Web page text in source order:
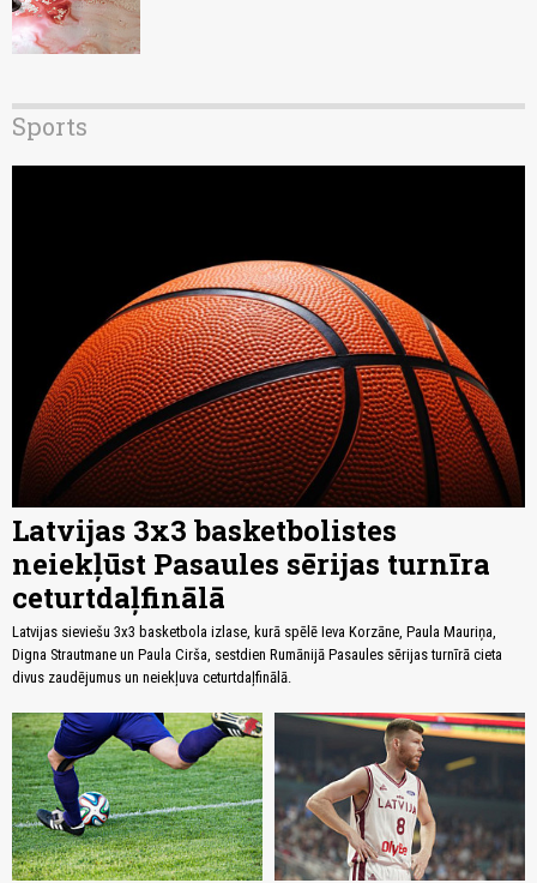
Sports
Latvijas 3x3 basketbolistes
neiekļūst Pasaules sērijas turnīra
ceturtdaļfinālā
Latvijas sieviešu 3x3 basketbola izlase, kurā spēlē Ieva Korzāne, Paula Mauriņa,
Digna Strautmane un Paula Cirša, sestdien Rumānijā Pasaules sērijas turnīrā cieta
divus zaudējumus un neiekļuva ceturtdaļfinālā.